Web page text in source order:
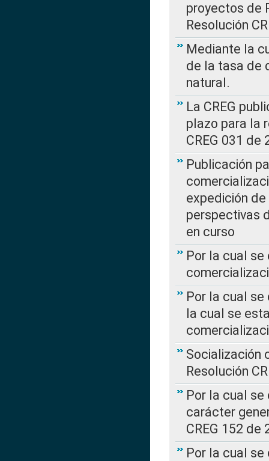
proyectos de
Resolución
Mediante la
de la tasa de
natural.
La CREG
plazo para la
CREG 031 de
Publicación
expedición de
perspectivas
en curso
Por la cual
Por la cual se
la cual se
Socialización
Resolución
Por la cual
carácter
CREG 152 de
Por la cual